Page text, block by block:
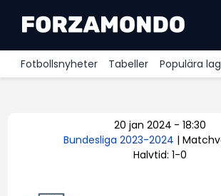
Fotbollsnyheter Tabeller Populära lag
Premier League
20 jan 2024 - 18:30
Bundesliga 2023-2024 |
Halvtid: 1-0